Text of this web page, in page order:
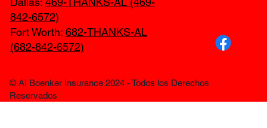
© AI Boenker Insurance 2024 - Todos los Derechos
Reservados
842-6572)
Fort Worth: 682-THANKS-AL
(682-842-6572)